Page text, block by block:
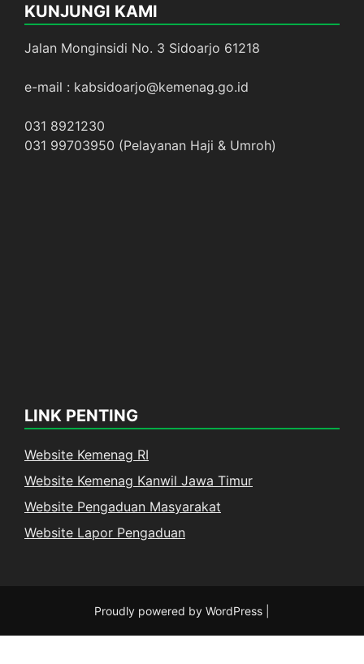
KUNJUNGI KAMI
Jalan Monginsidi No. 3 Sidoarjo 61218
e-mail : kabsidoarjo@kemenag.go.id
031 8921230
031 99703950 (Pelayanan Haji & Umroh)
LINK PENTING
Website Kemenag RI
Website Kemenag Kanwil Jawa Timur
Website Pengaduan Masyarakat
Website Lapor Pengaduan
Proudly powered by WordPress